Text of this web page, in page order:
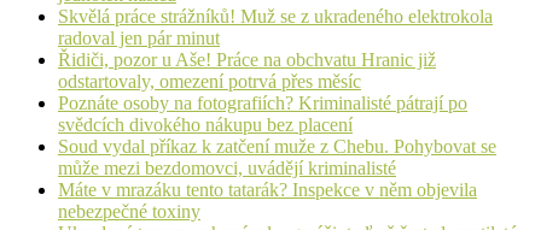
Skvělá práce strážníků! Muž se z ukradeného elektrokola
radoval jen pár minut
Řidiči, pozor u Aše! Práce na obchvatu Hranic již
odstartovaly, omezení potrvá přes měsíc
Poznáte osoby na fotografiích? Kriminalisté pátrají po
svědcích divokého nákupu bez placení
Soud vydal příkaz k zatčení muže z Chebu. Pohybovat se
může mezi bezdomovci, uvádějí kriminalisté
Máte v mrazáku tento tatarák? Inspekce v něm objevila
nebezpečné toxiny